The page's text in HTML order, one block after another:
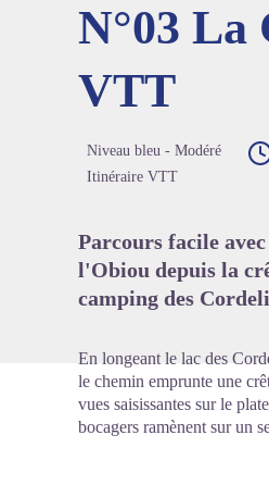
N°03 La
VTT
Niveau bleu - Modéré
Itinéraire VTT
Parcours facile
l'Obiou depuis la
camping des
En longeant le lac des
le chemin emprunte une
vues saisissantes sur le
bocagers ramènent sur un